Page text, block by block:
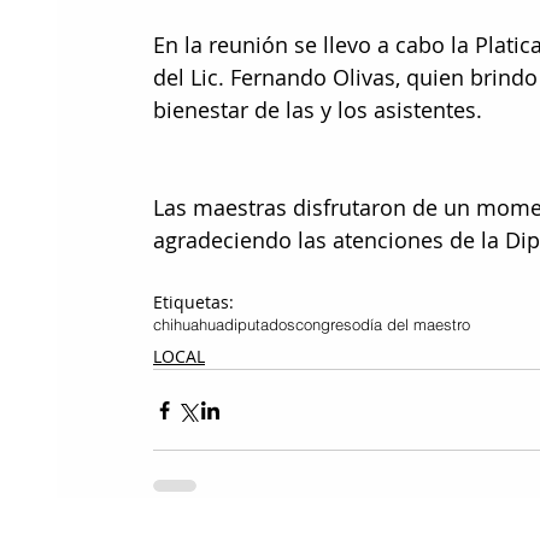
En la reunión se llevo a cabo la
del Lic. Fernando Olivas, quien
bienestar de las y los asistentes.
Las maestras disfrutaron de un
agradeciendo las atenciones de la
Etiquetas:
chihuahuadiputadoscongresodía del maestro
LOCAL